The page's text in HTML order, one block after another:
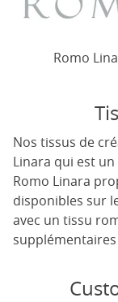
Romo
Nos tissus de
Linara qui est
Romo Linara
disponibles sur
avec un tissu
supplémentaires